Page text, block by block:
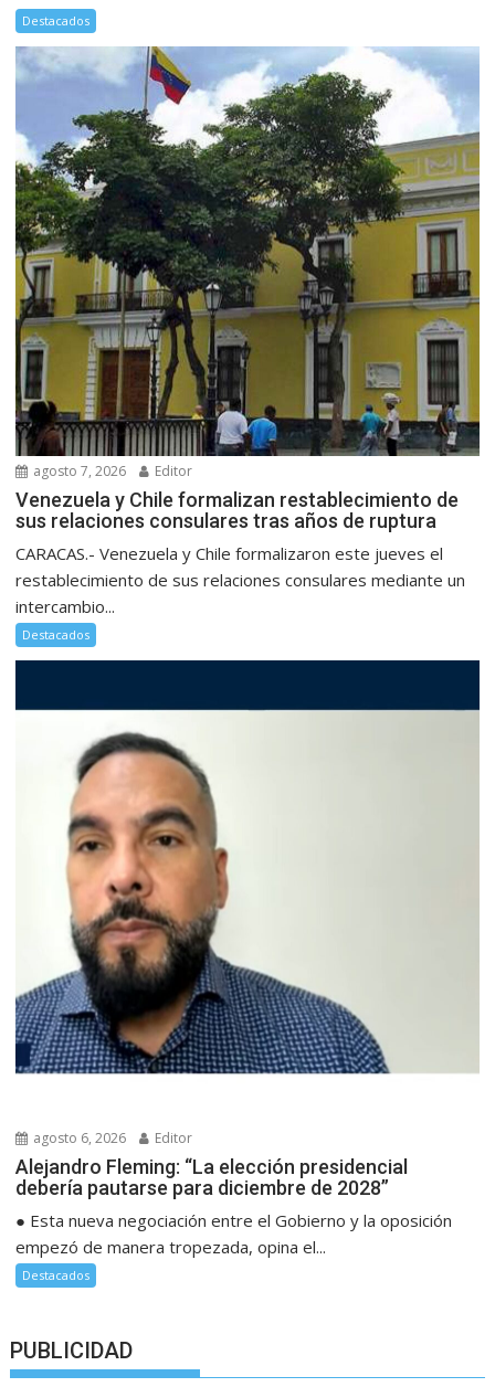
Destacados
agosto 7, 2026 Editor
Venezuela y Chile formalizan restablecimiento de
sus relaciones consulares tras años de ruptura
CARACAS.- Venezuela y Chile formalizaron este jueves el
restablecimiento de sus relaciones consulares mediante un
intercambio...
Destacados
agosto 6, 2026 Editor
Alejandro Fleming: “La elección presidencial
debería pautarse para diciembre de 2028”
● Esta nueva negociación entre el Gobierno y la oposición
empezó de manera tropezada, opina el...
Destacados
PUBLICIDAD